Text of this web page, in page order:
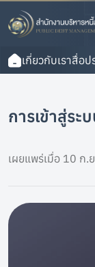
เกี่ยวกับเราสื่อป
การเข้าสู่ระ
เผยแพร่เมื่อ 10 ก.